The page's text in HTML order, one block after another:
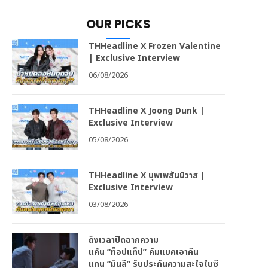
OUR PICKS
THHeadline X Frozen Valentine
| Exclusive Interview
06/08/2026
THHeadline X Joong Dunk |
Exclusive Interview
05/08/2026
THHeadline X บุพเพสันนิวาส |
Exclusive Interview
03/08/2026
ถึงเวลาปิดฉากความ
แค้น “ท็อปแท็ป” คัมแบคเอาคืน
แทน “มินลี” รับประกันความสะใจในซี